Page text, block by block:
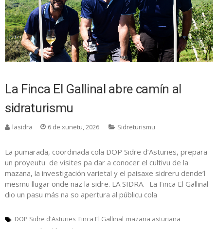
La Finca El Gallinal abre camín al
sidraturismu
lasidra 6 de xunetu, 2026 Sidreturismu
La pumarada, coordinada cola DOP Sidre d’Asturies, prepara
un proyeutu de visites pa dar a conocer el cultivu de la
mazana, la investigación varietal y el paisaxe sidreru dende’l
mesmu llugar onde naz la sidre. LA SIDRA.- La Finca El Gallinal
dio un pasu más na so apertura al públicu cola
DOP Sidre d'Asturies Finca El Gallinal mazana asturiana